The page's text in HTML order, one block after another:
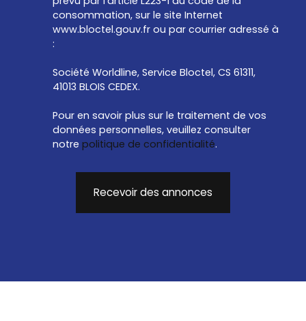
consommation, sur le site Internet
www.bloctel.gouv.fr ou par courrier adressé à
:
Société Worldline, Service Bloctel, CS 61311,
41013 BLOIS CEDEX.
Pour en savoir plus sur le traitement de vos
données personnelles, veuillez consulter
notre politique de confidentialité.
Recevoir des annonces